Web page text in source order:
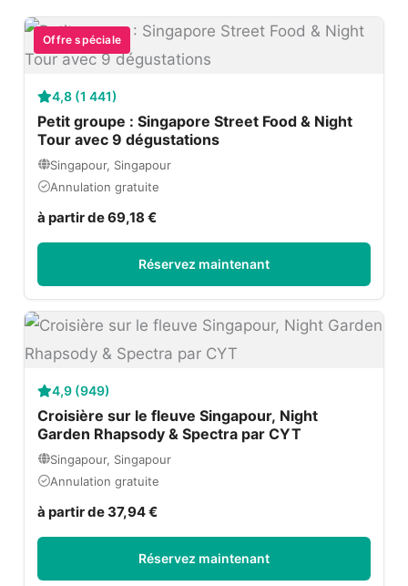
Offre spéciale
4,8 (1 441)
Petit groupe : Singapore Street Food & Night
Tour avec 9 dégustations
Singapour, Singapour
Annulation gratuite
à partir de 69,18 €
Réservez maintenant
4,9 (949)
Croisière sur le fleuve Singapour, Night
Garden Rhapsody & Spectra par CYT
Singapour, Singapour
Annulation gratuite
à partir de 37,94 €
Réservez maintenant